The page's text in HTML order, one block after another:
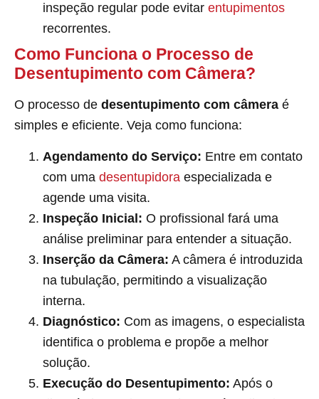
inspeção regular pode evitar entupimentos
recorrentes.
Como Funciona o Processo de
Desentupimento com Câmera?
O processo de desentupimento com câmera é
simples e eficiente. Veja como funciona:
Agendamento do Serviço: Entre em contato
com uma desentupidora especializada e
agende uma visita.
Inspeção Inicial: O profissional fará uma
análise preliminar para entender a situação.
Inserção da Câmera: A câmera é introduzida
na tubulação, permitindo a visualização
interna.
Diagnóstico: Com as imagens, o especialista
identifica o problema e propõe a melhor
solução.
Execução do Desentupimento: Após o